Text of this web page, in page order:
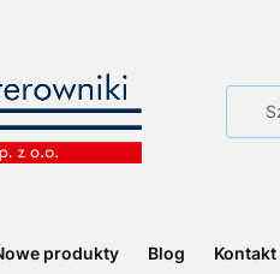
produkty Blog Kontakt